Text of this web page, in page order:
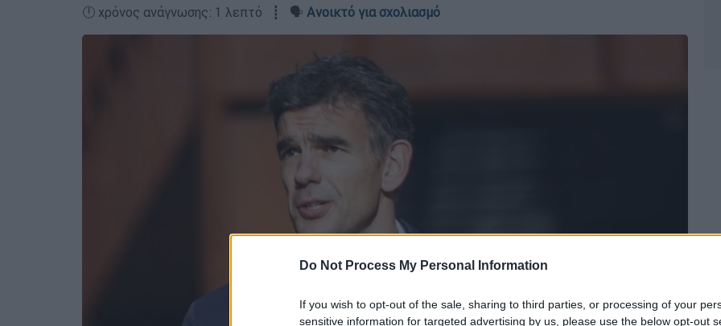
Do Not Process My Personal Information
If you wish to opt-out of the sale, sharing to third parties, or processing of your
sensitive information for targeted advertising by us, please use the below opt-out
🕛 χρόνος ανάγνωσης: 1 λεπτό ┋ 🗣️ Ανοικτό για σχολιασμό